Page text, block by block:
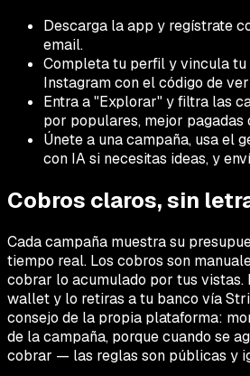
Descarga la app y regístrate
email.
Completa tu perfil y vincula tu
Instagram con el código de
Entra a "Explorar" y filtra las
por populares, mejor pagadas
Únete a una campaña, usa el
con IA si necesitas ideas, y
Cobros claros, sin
Cada campaña muestra su
tiempo real. Los cobros son
cobrar lo acumulado por tus vistas.
wallet y lo retiras a tu banco vía
consejo de la propia plataforma:
de la campaña, porque cuando se
cobrar — las reglas son públicas y